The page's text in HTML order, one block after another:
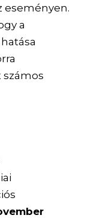
eseményen.
a
hatása
számos